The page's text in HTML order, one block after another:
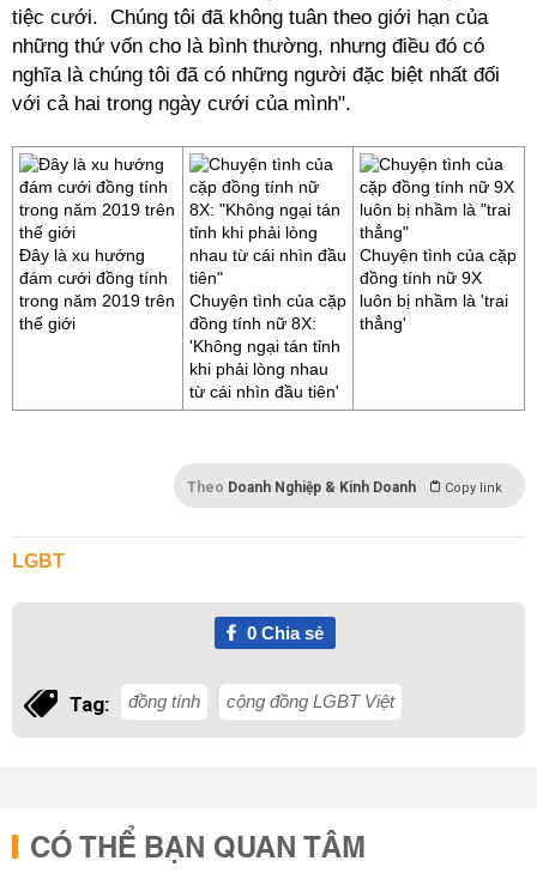
tiệc cưới. Chúng tôi đã không tuân theo giới hạn của
những thứ vốn cho là bình thường, nhưng điều đó có
nghĩa là chúng tôi đã có những người đặc biệt nhất đối
với cả hai trong ngày cưới của mình".
Đây là xu hướng
đám cưới đồng tính
trong năm 2019 trên
thế giới
Chuyện tình của cặp
đồng tính nữ 8X:
'Không ngại tán tỉnh
khi phải lòng nhau
từ cái nhìn đầu tiên'
Chuyện tình của cặp
đồng tính nữ 9X
luôn bị nhầm là 'trai
thẳng'
Theo Doanh Nghiệp & Kinh Doanh Copy link
LGBT
0Chia sẻ
Tag: đồng tính cộng đồng LGBT Việt
CÓ THỂ BẠN QUAN TÂM